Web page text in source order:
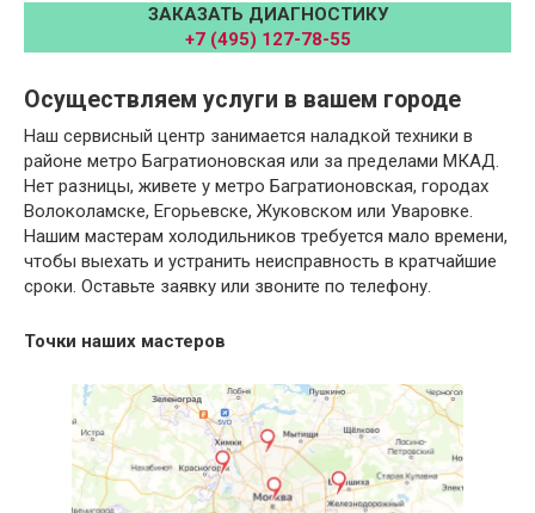
ЗАКАЗАТЬ ДИАГНОСТИКУ
+7 (495) 127-78-55
Осуществляем услуги в вашем городе
Наш сервисный центр занимается наладкой техники в
районе метро Багратионовская или за пределами МКАД.
Нет разницы, живете у метро Багратионовская, городах
Волоколамске, Егорьевске, Жуковском или Уваровке.
Нашим мастерам холодильников требуется мало времени,
чтобы выехать и устранить неисправность в кратчайшие
сроки. Оставьте заявку или звоните по телефону.
Точки наших мастеров